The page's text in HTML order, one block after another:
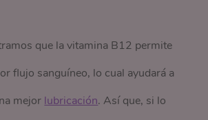
que la vitamina B12 permite
flujo sanguíneo, lo cual ayudará a
mejor lubricación. Así que, si lo